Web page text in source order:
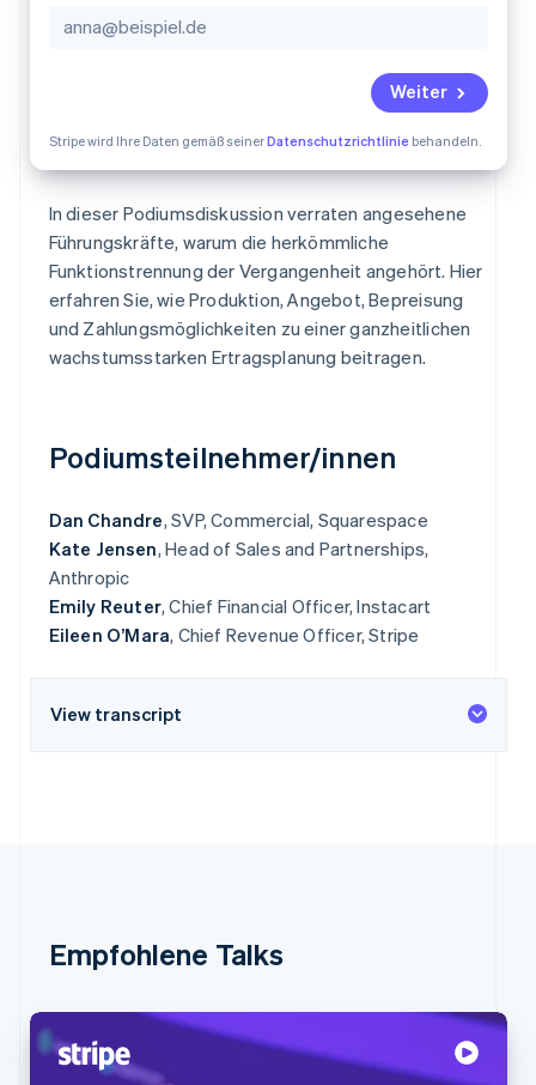
Atlas
Online-Identitätsprüfung
Stripe-Sessions 2026
Erfahren Sie, wie Stripe Lösungen für die
Jetzt ansehen
Ecosystem
Weiter
Stripe wird Ihre Daten gemäß seinerDatenschutzrichtliniebehandeln.
In dieser Podiumsdiskussion verraten angesehene
Führungskräfte, warum die herkömmliche
Funktionstrennung der Vergangenheit angehört. Hier
erfahren Sie, wie Produktion, Angebot, Bepreisung
und Zahlungsmöglichkeiten zu einer ganzheitlichen
wachstumsstarken Ertragsplanung beitragen.
Podiumsteilnehmer/innen
Dan Chandre, SVP, Commercial, Squarespace
Kate Jensen, Head of Sales and Partnerships,
Anthropic
Emily Reuter, Chief Financial Officer, Instacart
Eileen O’Mara, Chief Revenue Officer, Stripe
View transcript
Empfohlene Talks